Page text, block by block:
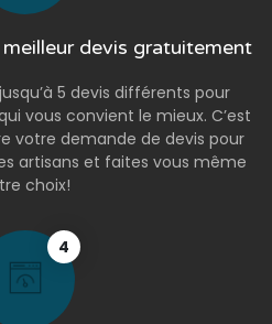
devis gratuitement
5 devis différents pour
vous convient le mieux. C’est
votre demande de devis pour
artisans et faites vous même
choix!
4